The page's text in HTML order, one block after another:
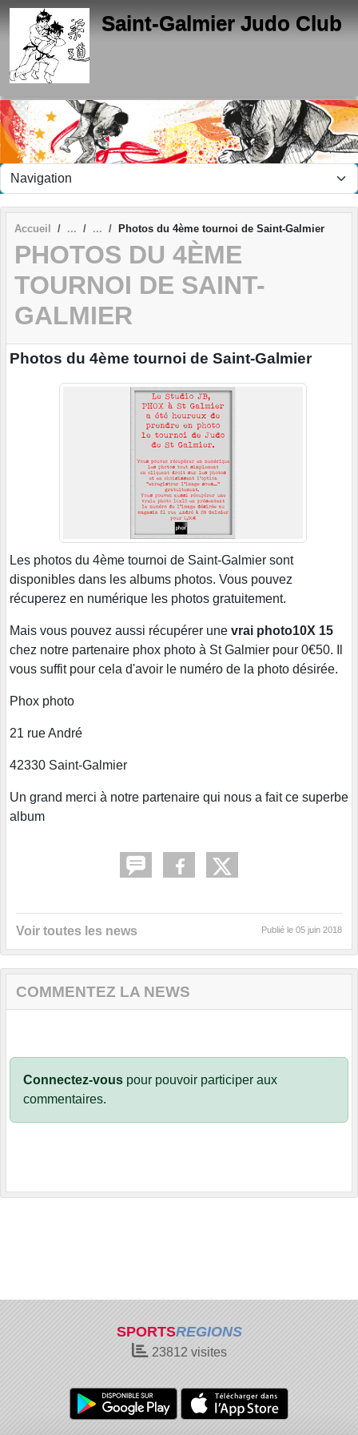
Saint-Galmier Judo Club
Accueil Photos du 4ème tournoi de Saint-Galmier
PHOTOS DU 4ÈME
TOURNOI DE SAINT-
GALMIER
Photos du 4ème tournoi de Saint-Galmier
Les photos du 4ème tournoi de Saint-Galmier sont
disponibles dans les albums photos. Vous pouvez
récuperez en numérique les photos gratuitement.
Mais vous pouvez aussi récupérer une vrai photo10X 15
chez notre partenaire phox photo à St Galmier pour 0€50. Il
vous suffit pour cela d'avoir le numéro de la photo désirée.
Phox photo
21 rue André
42330 Saint-Galmier
Un grand merci à notre partenaire qui nous a fait ce superbe
album
Voir toutes les news Publié le 05 juin 2018
COMMENTEZ LA NEWS
Connectez-vous pour pouvoir participer aux
commentaires.
SPORTSREGIONS
23812 visites
Panneau de gestion des cookies